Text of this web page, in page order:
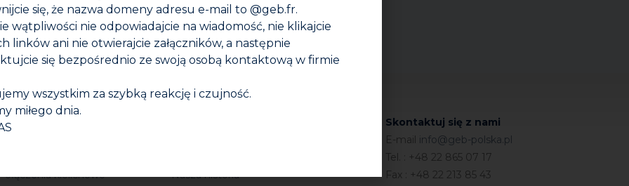
PRODUKT DO
GEBATOUT 2
INSTALACJE SANITARNE
kielichowe
Nasza historia
Skontaktuj się z nami
E-mail info@geb-polska.pl
Tel. : +48 22 865 07 17
Fax : +48 22 213 85 43
się, że nazwa domeny adresu e-mail to @geb.fr.
wątpliwości nie odpowiadajcie na wiadomość, nie klikajcie
linków ani nie otwierajcie załączników, a następnie
się bezpośrednio ze swoją osobą kontaktową w firmie
wszystkim za szybką reakcję i czujność.
miłego dnia.